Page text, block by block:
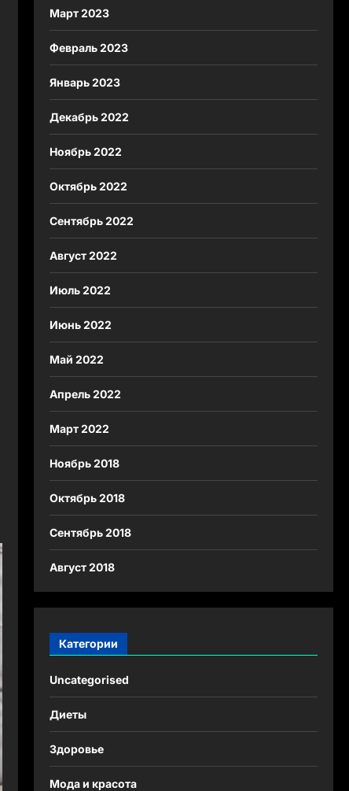
Март 2023
Февраль 2023
Январь 2023
Декабрь 2022
Ноябрь 2022
Октябрь 2022
Сентябрь 2022
Август 2022
Июль 2022
Июнь 2022
Май 2022
Апрель 2022
Март 2022
Ноябрь 2018
Октябрь 2018
Сентябрь 2018
Август 2018
Категории
Uncategorised
Диеты
Здоровье
Мода и красота